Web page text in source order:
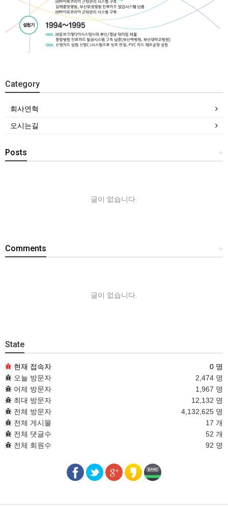
Category
회사연혁
오시는길
+
Posts
글이 없습니다.
+
Comments
글이 없습니다.
State
현재 접속자
0 명
오늘 방문자
2,474 명
어제 방문자
1,967 명
최대 방문자
12,132 명
전체 방문자
4,132,625 명
전체 게시물
17 개
전체 댓글수
52 개
전체 회원수
92 명